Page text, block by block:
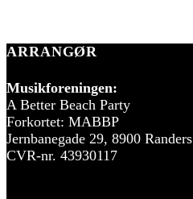
ARRANGØR
Musikforeningen:
A Better Beach Party
Forkortet: MABBP
Jernbanegade 29, 8900 Randers
CVR-nr. 43930117